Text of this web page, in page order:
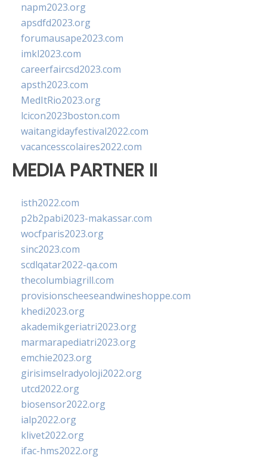
napm2023.org
apsdfd2023.org
forumausape2023.com
imkl2023.com
careerfaircsd2023.com
apsth2023.com
MedItRio2023.org
lcicon2023boston.com
waitangidayfestival2022.com
vacancesscolaires2022.com
MEDIA PARTNER II
isth2022.com
p2b2pabi2023-makassar.com
wocfparis2023.org
sinc2023.com
scdlqatar2022-qa.com
thecolumbiagrill.com
provisionscheeseandwineshoppe.com
khedi2023.org
akademikgeriatri2023.org
marmarapediatri2023.org
emchie2023.org
girisimselradyoloji2022.org
utcd2022.org
biosensor2022.org
ialp2022.org
klivet2022.org
ifac-hms2022.org